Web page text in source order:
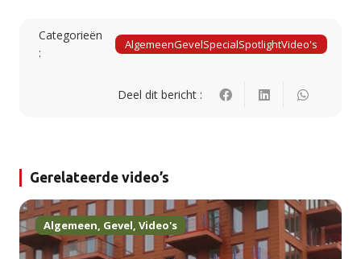
Categorieën
:
AlgemeenGevelSpecialSpotlightVideo's
Deel dit bericht :
Gerelateerde video’s
Algemeen, Gevel, Video's